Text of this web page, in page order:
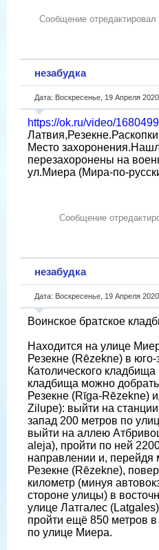
Сообщение отредактировал
незабудка
Дата: Воскресенье, 19 Апреля
https://ok.ru/video/
Место
перезахоронены на
ул.Миера (Мира-по-
Сообщение
незабудка
Дата: Воскресенье, 19 Апреля
Воинское братское
Находится на улице
Резекне (Rēzekne) в
Католического
кладбища можно
Резекне (Rīga-Rēzekne)
Zilupe): выйти на
запад 200 метров по
выйти на аллею
aleja), пройти по ней
направлении и, перейдя
Резекне (Rēzekne),
километр (минуя
стороне улицы) в
улице Латгалес
пройти ещё 850 метров
по улице Миера.